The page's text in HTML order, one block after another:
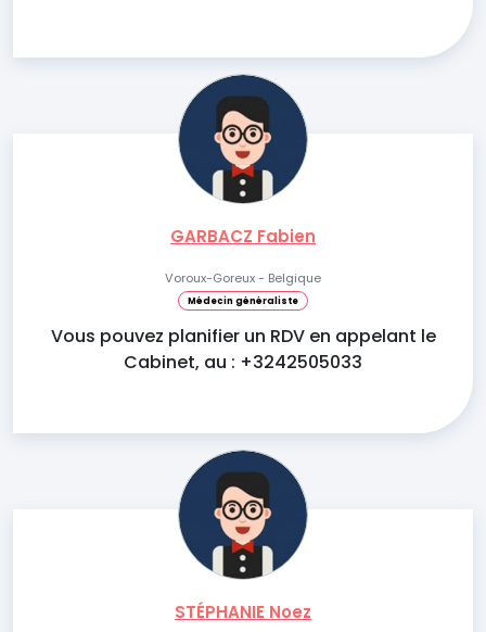
GARBACZ Fabien
Voroux-Goreux - Belgique
Médecin généraliste
Vous pouvez planifier un RDV en appelant le
Cabinet, au : +3242505033
STÉPHANIE Noez